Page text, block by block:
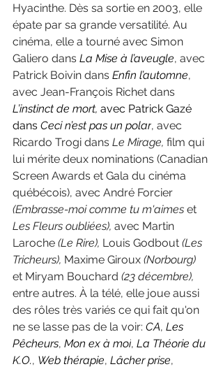
Hyacinthe. Dès sa sortie en 2003, elle
épate par sa grande versatilité. Au
cinéma, elle a tourné avec Simon
Galiero dans La Mise à l’aveugle, avec
Patrick Boivin dans Enfin l’automne,
avec Jean-François Richet dans
L’instinct de mort, avec Patrick Gazé
dans Ceci n’est pas un polar, avec
Ricardo Trogi dans Le Mirage, film qui
lui mérite deux nominations (Canadian
Screen Awards et Gala du cinéma
québécois), avec André Forcier
(Embrasse-moi comme tu m'aimes et
Les Fleurs oubliées), avec Martin
Laroche (Le Rire), Louis Godbout (Les
Tricheurs), Maxime Giroux (Norbourg)
et Miryam Bouchard (23 décembre),
entre autres. À la télé, elle joue aussi
des rôles très variés ce qui fait qu'on
ne se lasse pas de la voir: CA, Les
Pêcheurs, Mon ex à moi, La Théorie du
K.O., Web thérapie, Lâcher prise,